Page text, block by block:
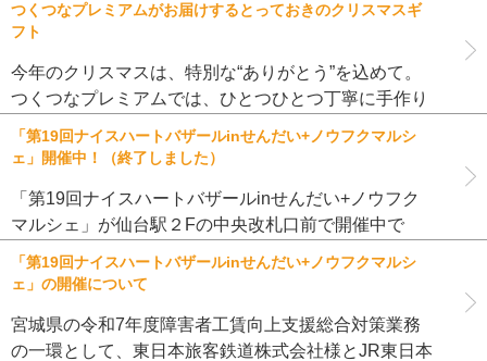
物・加工品の展示販売『ノウフクマルシェin宮城県
設で取り組んでいる「農福連携 […]
つくつなプレミアムがお届けするとっておきのクリスマスギ
フト
今年のクリスマスは、特別な“ありがとう”を込めて。
つくつなプレミアムでは、ひとつひとつ丁寧に手作り
されたレザーのイヤリングやピアス、レザーツリー、
木製ツリー＆陶器オーナメントといった雑貨から、ク
「第19回ナイスハートバザールinせんだい+ノウフクマルシ
ェ」開催中！（終了しました）
「第19回ナイスハートバザールinせんだい+ノウフク
マルシェ」が仙台駅２Fの中央改札口前で開催中で
す！ 今年のナイスハートバザールは10月20日から23
日までの4日間の開催です。 県内の障害者就労支援施
「第19回ナイスハートバザールinせんだい+ノウフクマルシ
ェ」の開催について
宮城県の令和7年度障害者工賃向上支援総合対策業務
の一環として、東日本旅客鉄道株式会社様とJR東日本